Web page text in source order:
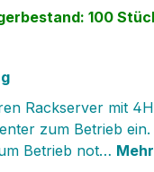
100
Rackserver mit
zum Betrieb
Betrieb not… Mehr